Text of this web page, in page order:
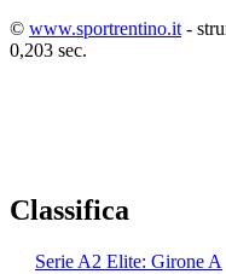
© www.sportrentino.it -
0,203 sec.
Classifica
Serie A2 Elite: Girone A